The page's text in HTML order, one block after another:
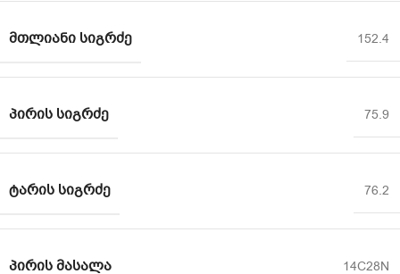
ᲛᲗᲚᲘᲐᲜᲘ ᲡᲘᲒᲠᲫᲔ 152.4
ᲞᲘᲠᲘᲡ ᲡᲘᲒᲠᲫᲔ 75.9
ᲢᲐᲠᲘᲡ ᲡᲘᲒᲠᲫᲔ 76.2
ᲞᲘᲠᲘᲡ ᲛᲐᲡᲐᲚᲐ 14C28N